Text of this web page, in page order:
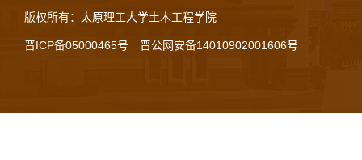
版权所有：太原理工大学土木工程学院
晋ICP备05000465号 晋公网安备14010902001606号